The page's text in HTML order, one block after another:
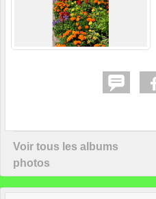
Voir tous les albums
photos